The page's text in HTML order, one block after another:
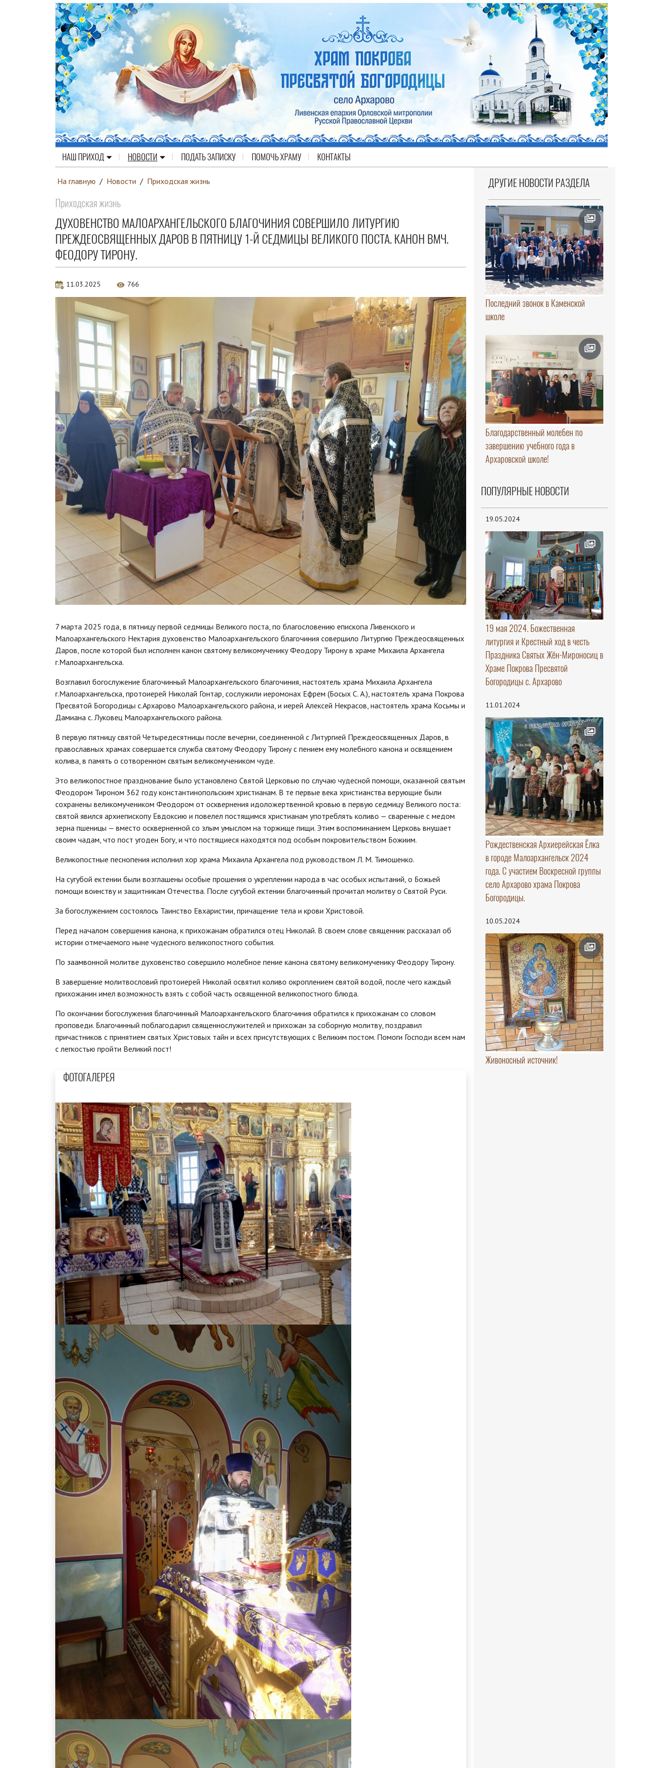
НАШ ПРИХОД НОВОСТИ ПОДАТЬ ЗАПИСКУ ПОМОЧЬ ХРАМУ КОНТАКТЫ
На главную / Новости / Приходская жизнь
Приходская жизнь
ДУХОВЕНСТВО МАЛОАРХАНГЕЛЬСКОГО БЛАГОЧИНИЯ СОВЕРШИЛО ЛИТУРГИЮ
ПРЕЖДЕОСВЯЩЕННЫХ ДАРОВ В ПЯТНИЦУ 1-Й СЕДМИЦЫ ВЕЛИКОГО ПОСТА. КАНОН ВМЧ.
ФЕОДОРУ ТИРОНУ.
11.03.2025 766
7 марта 2025 года, в пятницу первой седмицы Великого поста, по благословению епископа Ливенского и
Малоархангельского Нектария духовенство Малоархангельского благочиния совершило Литургию Преждеосвященных
Даров, после которой был исполнен канон святому великомученику Феодору Тирону в храме Михаила Архангела
г.Малоархангельска.
Возглавил богослужение благочинный Малоархангельского благочиния, настоятель храма Михаила Архангела
г.Малоархангельска, протоиерей Николай Гонтар, сослужили иеромонах Ефрем (Босых С. А.), настоятель храма Покрова
Пресвятой Богородицы с.Архарово Малоархангельского района, и иерей Алексей Некрасов, настоятель храма Косьмы и
Дамиана с. Луковец Малоархангельского района.
В первую пятницу святой Четыредесятницы после вечерни, соединенной с Литургией Преждеосвященных Даров, в
православных храмах совершается служба святому Феодору Тирону с пением ему молебного канона и освящением
колива, в память о сотворенном святым великомучеником чуде.
Это великопостное празднование было установлено Святой Церковью по случаю чудесной помощи, оказанной святым
Феодором Тироном 362 году константинопольским христианам. В те первые века христианства верующие были
сохранены великомучеником Феодором от осквернения идоложертвенной кровью в первую седмицу Великого поста:
святой явился архиепископу Евдоксию и повелел постящимся христианам употреблять коливо — сваренные с медом
зерна пшеницы — вместо оскверненной со злым умыслом на торжище пищи. Этим воспоминанием Церковь внушает
своим чадам, что пост угоден Богу, и что постящиеся находятся под особым покровительством Божиим.
Великопостные песнопения исполнил хор храма Михаила Архангела под руководством Л. М. Тимошенко.
На сугубой ектении были возглашены особые прошения о укреплении народа в час особых испытаний, о Божьей
помощи воинству и защитникам Отечества. После сугубой ектении благочинный прочитал молитву о Святой Руси.
За богослужением состоялось Таинство Евхаристии, причащение тела и крови Христовой.
Перед началом совершения канона, к прихожанам обратился отец Николай. В своем слове священник рассказал об
истории отмечаемого ныне чудесного великопостного события.
По заамвонной молитве духовенство совершило молебное пение канона святому великомученику Феодору Тирону.
В завершение молитвословий протоиерей Николай освятил коливо окроплением святой водой, после чего каждый
прихожанин имел возможность взять с собой часть освященной великопостного блюда.
По окончании богослужения благочинный Малоархангельского благочиния обратился к прихожанам со словом
проповеди. Благочинный поблагодарил священнослужителей и прихожан за соборную молитву, поздравил
причастников с принятием святых Христовых тайн и всех присутствующих с Великим постом. Помоги Господи всем нам
с легкостью пройти Великий пост!
ФОТОГАЛЕРЕЯ
ДРУГИЕ НОВОСТИ РАЗДЕЛА
Последний звонок в Каменской
школе
Благодарственный молебен по
завершению учебного года в
Архаровской школе!
ПОПУЛЯРНЫЕ НОВОСТИ
19.05.2024
19 мая 2024. Божественная
литургия и Крестный ход в честь
Праздника Святых Жён-Мироносиц в
Храме Покрова Пресвятой
Богородицы с. Архарово
11.01.2024
Рождественская Архиерейская Ёлка
в городе Малоархангельск 2024
года. С участием Воскресной группы
село Архарово храма Покрова
Богородицы.
10.05.2024
Живоносный источник!